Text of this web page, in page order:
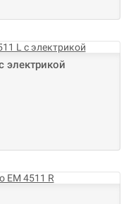
электрикой